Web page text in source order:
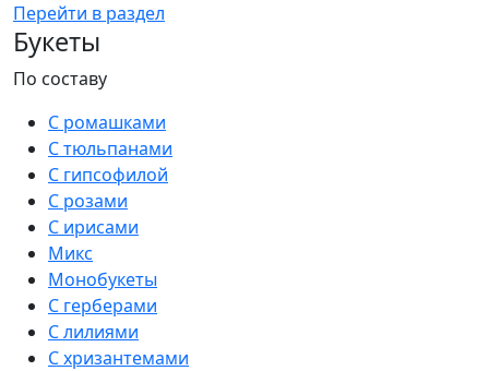
Перейти в раздел
Букеты
По составу
С ромашками
С тюльпанами
С гипсофилой
С розами
С ирисами
Микс
Монобукеты
С герберами
С лилиями
С хризантемами